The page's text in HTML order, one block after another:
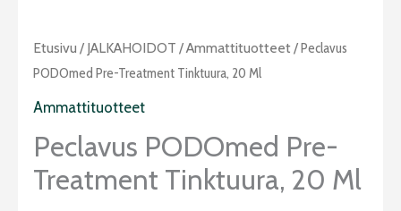
Etusivu / JALKAHOIDOT /Ammattituotteet/ Peclavus
PODOmed Pre-Treatment Tinktuura, 20 Ml
Ammattituotteet
Peclavus PODOmed Pre-
Treatment Tinktuura, 20 Ml
Peclavus
PODOmed
pre-
tinktuura,
20